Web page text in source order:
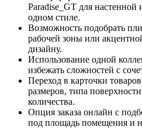
Paradise_GT для настенной
одном стиле.
Возможность подобрать
рабочей зоны или
дизайну.
Использование одной
избежать сложностей с
Переход в карточки
размеров, типа
количества.
Опция заказа онлайн с
под площадь помещения и